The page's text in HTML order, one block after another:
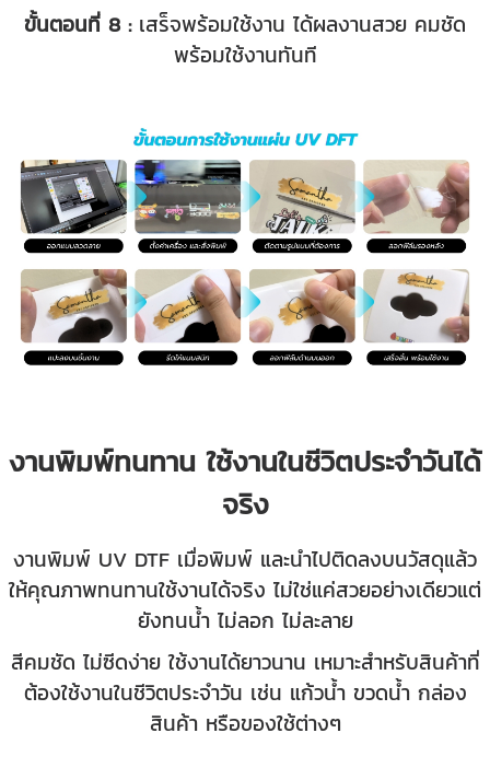
ขั้นตอนที่ 8 : เสร็จพร้อมใช้งาน ได้ผลงานสวย คมชัด
พร้อมใช้งานทันที
งานพิมพ์ทนทาน ใช้งานในชีวิตประจำวันได้
จริง
งานพิมพ์ UV DTF เมื่อพิมพ์ และนำไปติดลงบนวัสดุแล้ว
ให้คุณภาพทนทานใช้งานได้จริง ไม่ใช่แค่สวยอย่างเดียวแต่
ยังทนน้ำ ไม่ลอก ไม่ละลาย
สีคมชัด ไม่ซีดง่าย ใช้งานได้ยาวนาน เหมาะสำหรับสินค้าที่
ต้องใช้งานในชีวิตประจำวัน เช่น แก้วน้ำ ขวดน้ำ กล่อง
สินค้า หรือของใช้ต่างๆ